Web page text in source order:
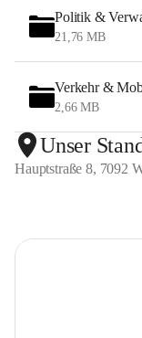
Politik &
21,76 MB
Verkehr &
2,66 MB
Unser
Hauptstraße 8, 7092